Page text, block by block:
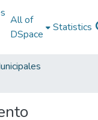
All of
DSpace
Statistics